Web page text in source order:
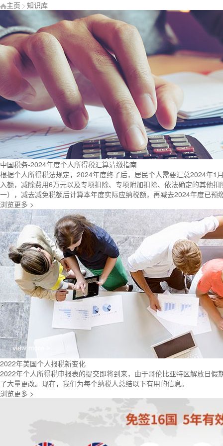
主页 知识库
中国税务-2024年度个人所得税汇算清缴指南
根据个人所得税法规定，2024年度终了后，居民个人需要汇总2024年
入额，减除费用6万元以及专项扣除、专项附加扣除、依法确定的其他
一），减去减免税额后计算本年度实际应纳税额，再减去2024年度已
浏览更多 >
2022年美国个人报税新变化
2022年个人所得税申报表的提交即将到来，由于哥伦比亚特区解放日
了大量更改。现在，我们为每个纳税人总结以下有用的信息。
浏览更多 >